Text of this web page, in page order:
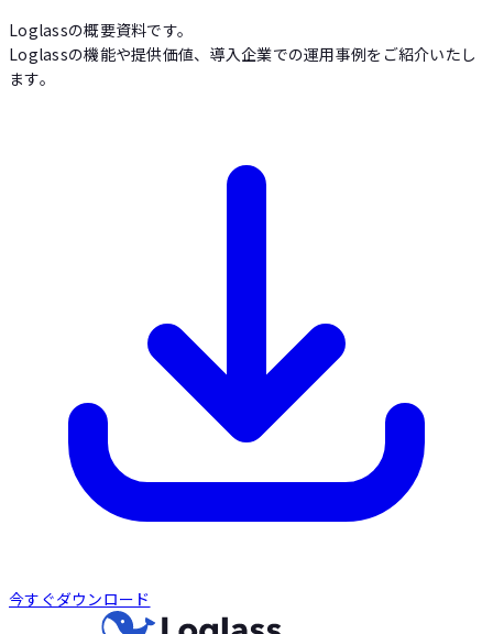
Loglassの概要資料です。
Loglassの機能や提供価値、導入企業での運用事例をご紹介いたし
ます。
今すぐダウンロード